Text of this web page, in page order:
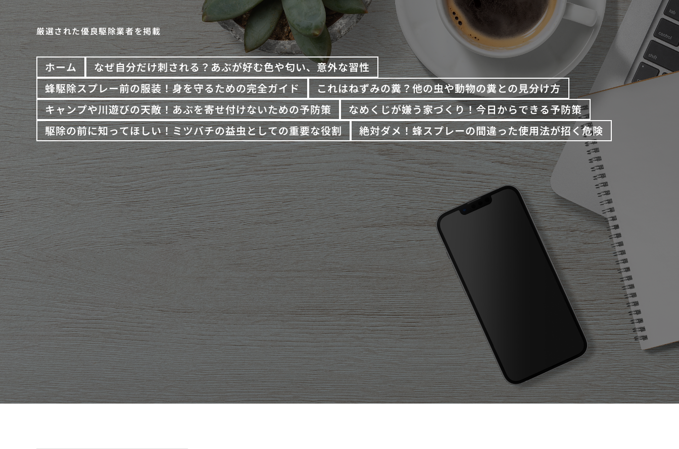
厳選された優良駆除業者を掲載
ホーム
なぜ自分だけ刺される？あぶが好む色や匂い、意外な習性
蜂駆除スプレー前の服装！身を守るための完全ガイド
これはねずみの糞？他の虫や動物の糞との見分け方
キャンプや川遊びの天敵！あぶを寄せ付けないための予防策
なめくじが嫌う家づくり！今日からできる予防策
駆除の前に知ってほしい！ミツバチの益虫としての重要な役割
絶対ダメ！蜂スプレーの間違った使用法が招く危険